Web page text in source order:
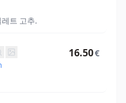
트 고추.
16.50€